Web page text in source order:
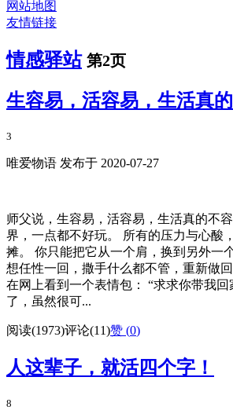
网站地图
友情链接
情感驿站 第2页
生容易，活容易，生活真的
3
唯爱物语 发布于 2020-07-27
师父说，生容易，活容易，生活真的不
界，一点都不好玩。 所有的压力与心酸
摊。 你只能把它从一个肩，换到另外一
想任性一回，撒手什么都不管，重新做回
在网上看到一个表情包： “求求你带我回
了，虽然很可...
阅读(1973)评论(11)赞 (0)
人这辈子，就活四个字！
8